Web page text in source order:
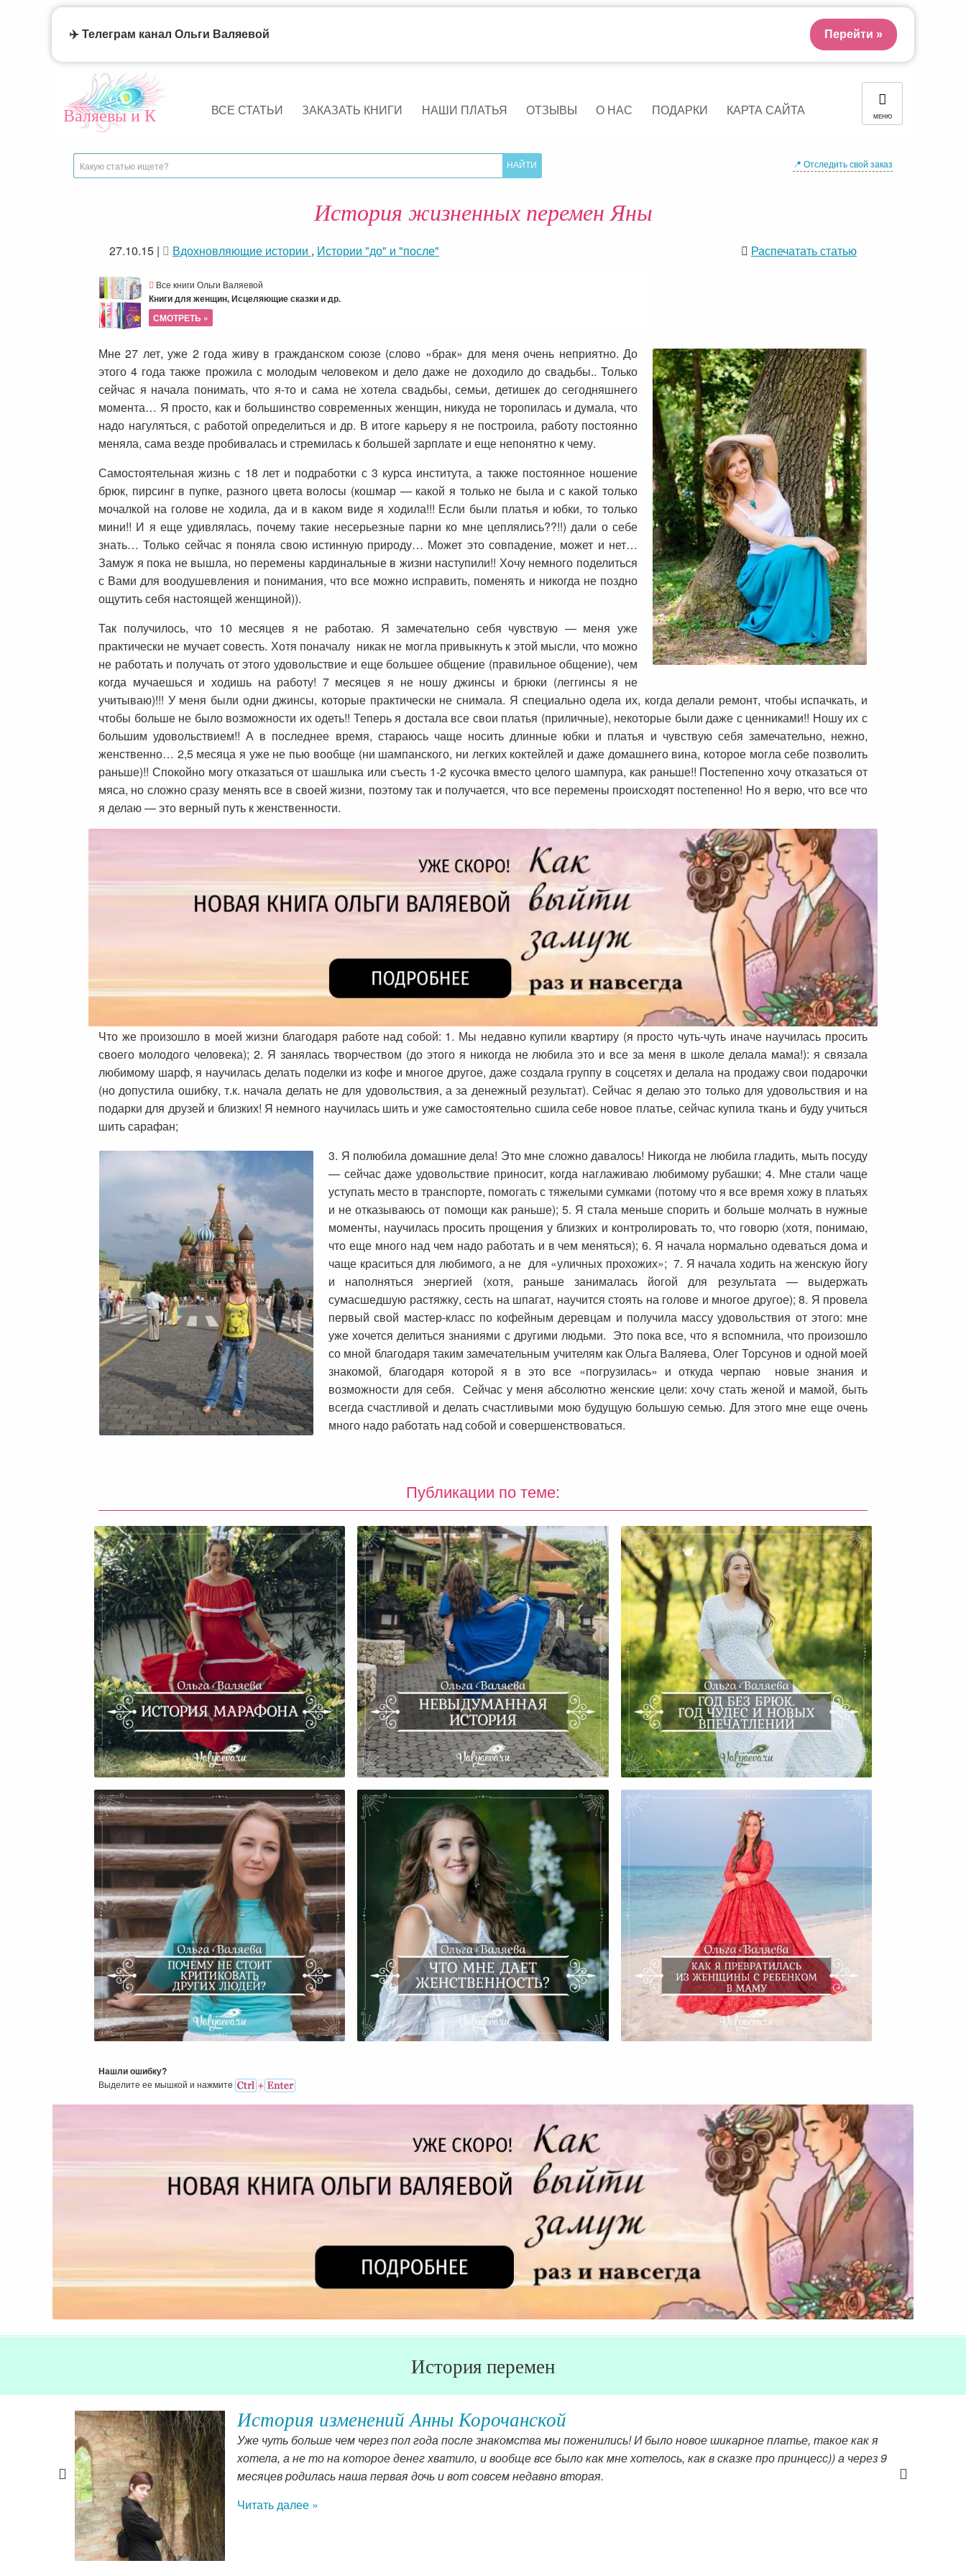
Валяевы и К ВСЕ СТАТЬИ ЗАКАЗАТЬ КНИГИ НАШИ ПЛАТЬЯ ОТЗЫВЫ О НАС ПОДАРКИ КАРТА САЙТА МЕНЮ
📍 Отследить свой заказ
История жизненных перемен Яны
27.10.15 | Вдохновляющие истории , Истории "до" и "после" Распечатать статью
Все книги Ольги Валяевой
Книги для женщин, Исцеляющие сказки и др.
СМОТРЕТЬ »
Мне 27 лет, уже 2 года живу в гражданском союзе (слово «брак» для меня очень неприятно. До
этого 4 года также прожила с молодым человеком и дело даже не доходило до свадьбы.. Только
сейчас я начала понимать, что я-то и сама не хотела свадьбы, семьи, детишек до сегодняшнего
момента… Я просто, как и большинство современных женщин, никуда не торопилась и думала, что
надо нагуляться, с работой определиться и др. В итоге карьеру я не построила, работу постоянно
меняла, сама везде пробивалась и стремилась к большей зарплате и еще непонятно к чему.
Самостоятельная жизнь с 18 лет и подработки с 3 курса института, а также постоянное ношение
брюк, пирсинг в пупке, разного цвета волосы (кошмар — какой я только не была и с какой только
мочалкой на голове не ходила, да и в каком виде я ходила!!! Если были платья и юбки, то только
мини!! И я еще удивлялась, почему такие несерьезные парни ко мне цеплялись??!!) дали о себе
знать… Только сейчас я поняла свою истинную природу… Может это совпадение, может и нет…
Замуж я пока не вышла, но перемены кардинальные в жизни наступили!! Хочу немного поделиться
с Вами для воодушевления и понимания, что все можно исправить, поменять и никогда не поздно
ощутить себя настоящей женщиной)).
Так получилось, что 10 месяцев я не работаю. Я замечательно себя чувствую — меня уже
практически не мучает совесть. Хотя поначалу никак не могла привыкнуть к этой мысли, что можно
не работать и получать от этого удовольствие и еще большее общение (правильное общение), чем
когда мучаешься и ходишь на работу! 7 месяцев я не ношу джинсы и брюки (леггинсы я не
учитываю)!!! У меня были одни джинсы, которые практически не снимала. Я специально одела их, когда делали ремонт, чтобы испачкать, и
чтобы больше не было возможности их одеть!! Теперь я достала все свои платья (приличные), некоторые были даже с ценниками!! Ношу их с
большим удовольствием!! А в последнее время, стараюсь чаще носить длинные юбки и платья и чувствую себя замечательно, нежно,
женственно… 2,5 месяца я уже не пью вообще (ни шампанского, ни легких коктейлей и даже домашнего вина, которое могла себе позволить
раньше)!! Спокойно могу отказаться от шашлыка или съесть 1-2 кусочка вместо целого шампура, как раньше!! Постепенно хочу отказаться от
мяса, но сложно сразу менять все в своей жизни, поэтому так и получается, что все перемены происходят постепенно! Но я верю, что все что
я делаю — это верный путь к женственности.
Что же произошло в моей жизни благодаря работе над собой: 1. Мы недавно купили квартиру (я просто чуть-чуть иначе научилась просить
своего молодого человека); 2. Я занялась творчеством (до этого я никогда не любила это и все за меня в школе делала мама!): я связала
любимому шарф, я научилась делать поделки из кофе и многое другое, даже создала группу в соцсетях и делала на продажу свои подарочки
(но допустила ошибку, т.к. начала делать не для удовольствия, а за денежный результат). Сейчас я делаю это только для удовольствия и на
подарки для друзей и близких! Я немного научилась шить и уже самостоятельно сшила себе новое платье, сейчас купила ткань и буду учиться
шить сарафан;
3. Я полюбила домашние дела! Это мне сложно давалось! Никогда не любила гладить, мыть посуду
— сейчас даже удовольствие приносит, когда наглаживаю любимому рубашки; 4. Мне стали чаще
уступать место в транспорте, помогать с тяжелыми сумками (потому что я все время хожу в платьях
и не отказываюсь от помощи как раньше); 5. Я стала меньше спорить и больше молчать в нужные
моменты, научилась просить прощения у близких и контролировать то, что говорю (хотя, понимаю,
что еще много над чем надо работать и в чем меняться); 6. Я начала нормально одеваться дома и
чаще краситься для любимого, а не для «уличных прохожих»; 7. Я начала ходить на женскую йогу
и наполняться энергией (хотя, раньше занималась йогой для результата — выдержать
сумасшедшую растяжку, сесть на шпагат, научится стоять на голове и многое другое); 8. Я провела
первый свой мастер-класс по кофейным деревцам и получила массу удовольствия от этого: мне
уже хочется делиться знаниями с другими людьми. Это пока все, что я вспомнила, что произошло
со мной благодаря таким замечательным учителям как Ольга Валяева, Олег Торсунов и одной моей
знакомой, благодаря которой я в это все «погрузилась» и откуда черпаю новые знания и
возможности для себя. Сейчас у меня абсолютно женские цели: хочу стать женой и мамой, быть
всегда счастливой и делать счастливыми мою будущую большую семью. Для этого мне еще очень
много надо работать над собой и совершенствоваться.
Публикации по теме:
История Марафона Невыдуманная История
Год Без Брюк. Год Чудес И
Новых Впечатлений.
Почему Не Стоит Критиковать
Других Людей?
Что Мне Дает Женственность?
Как Я Превратилась Из
Женщины С Ребенком В Маму
Нашли ошибку?
Выделите ее мышкой и нажмитe
История перемен
и я
История изменений Анны Корочанской
Уже чуть больше чем через пол года после знакомства мы поженились! И было новое шикарное платье, такое как я
хотела, а не то на которое денег хватило, и вообще все было как мне хотелось, как в сказке про принцесс)) а через 9
месяцев родилась наша первая дочь и вот совсем недавно вторая.
Читать далее »
✈️ Телеграм канал Ольги Валяевой Перейти »